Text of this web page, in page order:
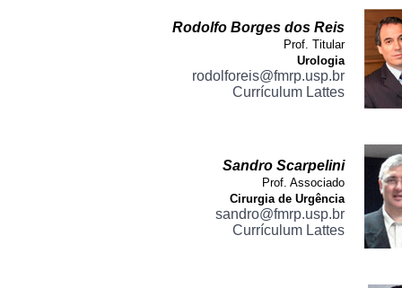
Rodolfo Borges dos Reis
Prof. Titular
Urologia
rodolforeis@fmrp.usp.br
Currículum Lattes
Sandro Scarpelini
Prof. Associado
Cirurgia de Urgência
sandro@fmrp.usp.br
Currículum Lattes